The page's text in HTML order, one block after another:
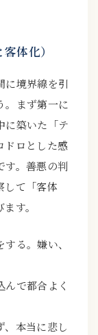
体化）
に境界線を引
。まず第一に
に築いた「テ
ドロとした感
す。善悪の判
して「客体
す。
る。嫌い、
んで都合よく
、本当に悲し